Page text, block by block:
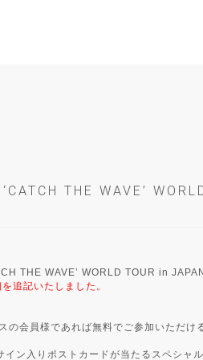
THE WAVE’
THE WAVE’ WORLD TOUR in
追記いたしました。
の会員様であれば無料でご参加いただ
イン入りポストカードが当たるスペシャ